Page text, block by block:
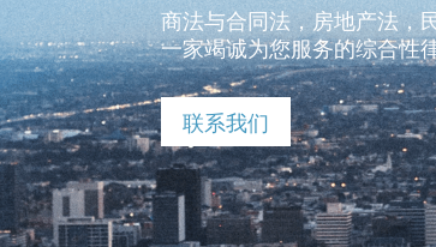
商法与合同法，房地产法，
一家竭诚为您服务的综合性
联系我们